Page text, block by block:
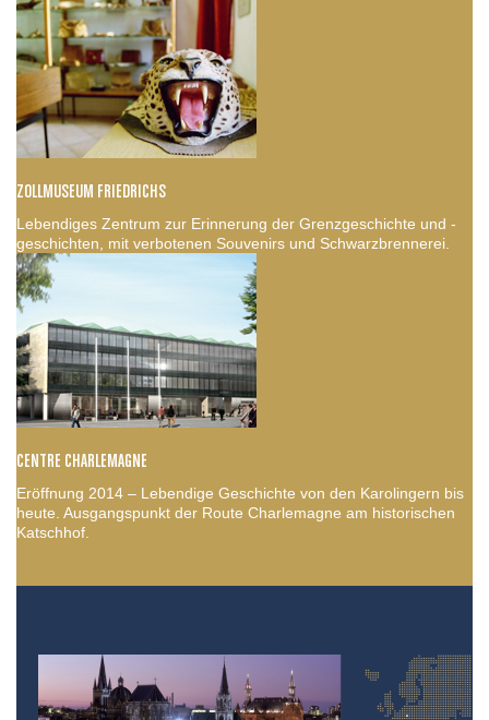
ZOLLMUSEUM FRIEDRICHS
Lebendiges Zentrum zur Erinnerung der Grenzgeschichte und -
geschichten, mit verbotenen Souvenirs und Schwarzbrennerei.
CENTRE CHARLEMAGNE
Eröffnung 2014 – Lebendige Geschichte von den Karolingern bis
heute. Ausgangspunkt der Route Charlemagne am historischen
Katschhof.